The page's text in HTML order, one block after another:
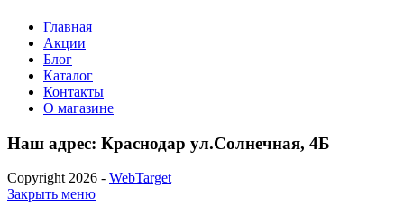
Главная
Акции
Блог
Каталог
Контакты
О магазине
Наш адрес: Краснодар ул.Солнечная, 4Б
Copyright 2026 - WebTarget
Закрыть меню